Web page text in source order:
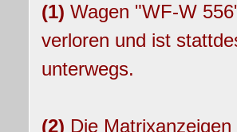
(1) Wagen "WF-W
verloren und ist
unterwegs.
(2) Die